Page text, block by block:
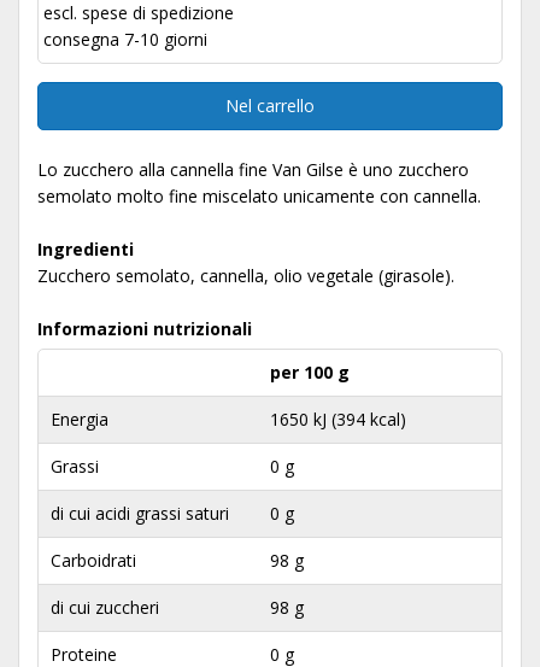
escl. spese di spedizione
consegna 7-10 giorni
Nel carrello
Lo zucchero alla cannella fine Van Gilse è uno zucchero
semolato molto fine miscelato unicamente con cannella.
Ingredienti
Zucchero semolato, cannella, olio vegetale (girasole).
Informazioni nutrizionali
per 100 g
Energia 1650 kJ (394 kcal)
Grassi 0 g
di cui acidi grassi saturi 0 g
Carboidrati 98 g
di cui zuccheri 98 g
Proteine 0 g